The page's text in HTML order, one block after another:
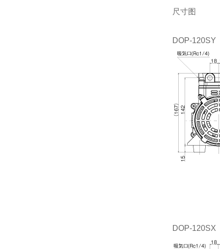
尺寸图
DOP-120SY
DOP-120SX